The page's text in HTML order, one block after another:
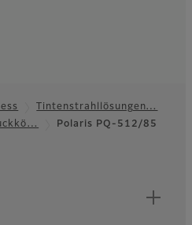
Tintenstrahllösungen…
Polaris PQ-512/85